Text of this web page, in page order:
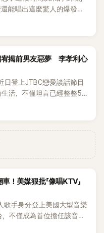
能唱出這麼驚人的爆發力
揭前男友惡夢 李孝利心
日登上JTBC戀愛談話節目
生活，不僅坦言已經整整5
的原因，全與上一段戀情
美媒狠批「像唱KTV」
歌手身分登上美國大型音樂
不僅成為首位擔任該音樂
SOLO歌手，寫下全新紀